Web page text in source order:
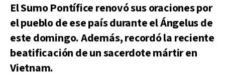
El Sumo Pontífice renovó sus oraciones por
el pueblo de ese país durante el Ángelus de
este domingo. Además, recordó la reciente
beatificación de un sacerdote mártir en
Vietnam.